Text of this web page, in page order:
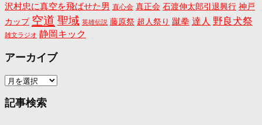
沢村忠に真空を飛ばせた男 直心会 真正会 石渡伸太郎引退興行 神戸
カップ 空道 聖域 英雄伝説 藤原祭 超人祭り 蹴拳 達人 野良犬祭
雑文ラジオ 静岡キック
アーカイブ
ア
カ
記事検索